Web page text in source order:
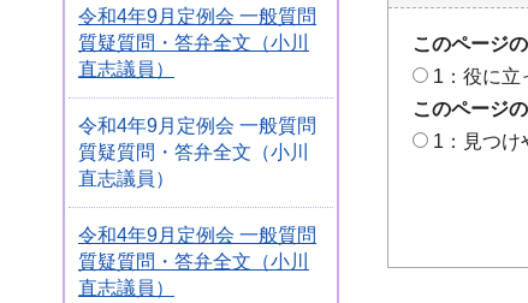
令和4年9月定例会 一般質問
質疑質問・答弁全文（小川
直志議員）
令和4年9月定例会 一般質問
質疑質問・答弁全文（小川
直志議員）
令和4年9月定例会 一般質問
質疑質問・答弁全文（小川
直志議員）
このページ
1：役に立
このページ
1：見つけ